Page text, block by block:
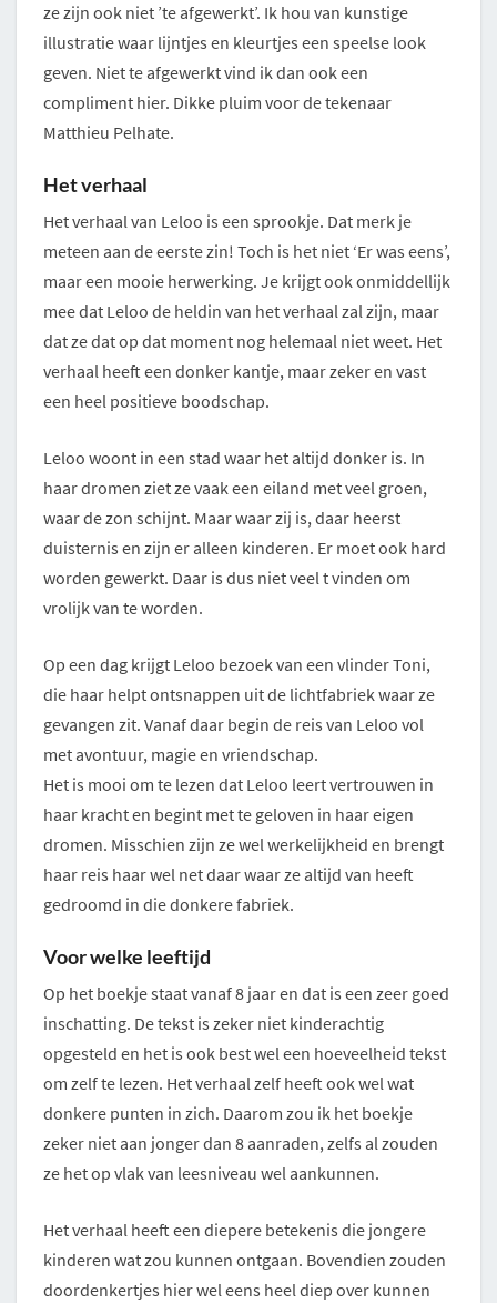
ze zijn ook niet ’te afgewerkt’. Ik hou van kunstige
illustratie waar lijntjes en kleurtjes een speelse look
geven. Niet te afgewerkt vind ik dan ook een
compliment hier. Dikke pluim voor de tekenaar
Matthieu Pelhate.
Het verhaal
Het verhaal van Leloo is een sprookje. Dat merk je
meteen aan de eerste zin! Toch is het niet ‘Er was eens’,
maar een mooie herwerking. Je krijgt ook onmiddellijk
mee dat Leloo de heldin van het verhaal zal zijn, maar
dat ze dat op dat moment nog helemaal niet weet. Het
verhaal heeft een donker kantje, maar zeker en vast
een heel positieve boodschap.
Leloo woont in een stad waar het altijd donker is. In
haar dromen ziet ze vaak een eiland met veel groen,
waar de zon schijnt. Maar waar zij is, daar heerst
duisternis en zijn er alleen kinderen. Er moet ook hard
worden gewerkt. Daar is dus niet veel t vinden om
vrolijk van te worden.
Op een dag krijgt Leloo bezoek van een vlinder Toni,
die haar helpt ontsnappen uit de lichtfabriek waar ze
gevangen zit. Vanaf daar begin de reis van Leloo vol
met avontuur, magie en vriendschap.
Het is mooi om te lezen dat Leloo leert vertrouwen in
haar kracht en begint met te geloven in haar eigen
dromen. Misschien zijn ze wel werkelijkheid en brengt
haar reis haar wel net daar waar ze altijd van heeft
gedroomd in die donkere fabriek.
Voor welke leeftijd
Op het boekje staat vanaf 8 jaar en dat is een zeer goed
inschatting. De tekst is zeker niet kinderachtig
opgesteld en het is ook best wel een hoeveelheid tekst
om zelf te lezen. Het verhaal zelf heeft ook wel wat
donkere punten in zich. Daarom zou ik het boekje
zeker niet aan jonger dan 8 aanraden, zelfs al zouden
ze het op vlak van leesniveau wel aankunnen.
Het verhaal heeft een diepere betekenis die jongere
kinderen wat zou kunnen ontgaan. Bovendien zouden
doordenkertjes hier wel eens heel diep over kunnen